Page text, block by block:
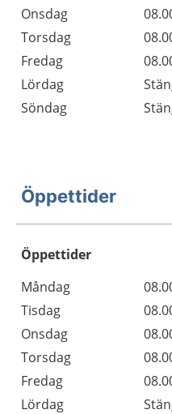
Onsdag
Torsdag
Fredag
Lördag
Söndag
Öppettider
Öppettider
Dag
Öppettider
Kommentarer
Måndag
Tisdag
Onsdag
Torsdag
Fredag
Lördag